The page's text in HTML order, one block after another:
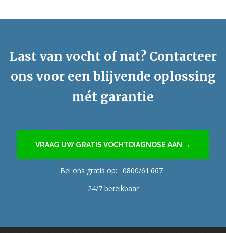
Last van vocht of nat? Contacteer
ons voor een blijvende oplossing
mét garantie
VRAAG UW GRATIS VOCHTDIAGNOSE AAN →
Bel ons gratis op:
0800/61.667
24/7 bereikbaar